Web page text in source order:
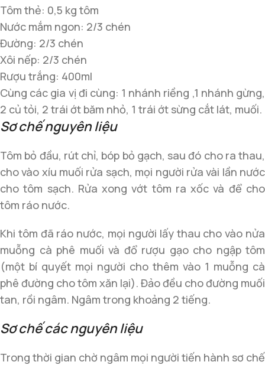
Tôm thẻ: 0,5 kg tôm
Nước mắm ngon: 2/3 chén
Đường: 2/3 chén
Xôi nếp: 2/3 chén
Rượu trắng: 400ml
Cùng các gia vị đi cùng: 1 nhánh riềng ,1 nhánh gừng,
2 củ tỏi, 2 trái ớt băm nhỏ, 1 trái ớt sừng cắt lát, muối.
Sơ chế nguyên liệu
Tôm bỏ đầu, rút chỉ, bóp bỏ gạch, sau đó cho ra thau,
cho vào xíu muối rửa sạch, mọi người rửa vài lần nước
cho tôm sạch. Rửa xong vớt tôm ra xốc và để cho
tôm ráo nước.
Khi tôm đã ráo nước, mọi người lấy thau cho vào nửa
muỗng cà phê muối và đổ rượu gạo cho ngập tôm
(một bí quyết mọi người cho thêm vào 1 muỗng cà
phê đường cho tôm xăn lại). Đảo đều cho đường muối
tan, rồi ngâm. Ngâm trong khoảng 2 tiếng.
Sơ chế các nguyên liệu
Trong thời gian chờ ngâm mọi người tiến hành sơ chế